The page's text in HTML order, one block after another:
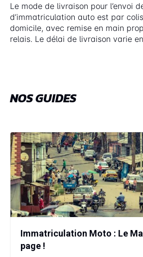
Le mode de livraison pour l’envoi
d’immatriculation auto est par
domicile, avec remise en main
relais. Le délai de livraison varie
NOS GUIDES
Immatriculation Moto : Le
page !